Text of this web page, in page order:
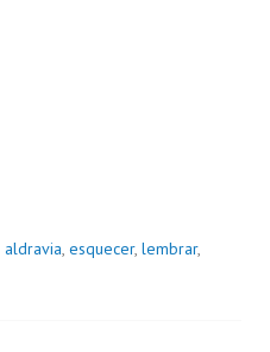
aldravia, esquecer, lembrar,